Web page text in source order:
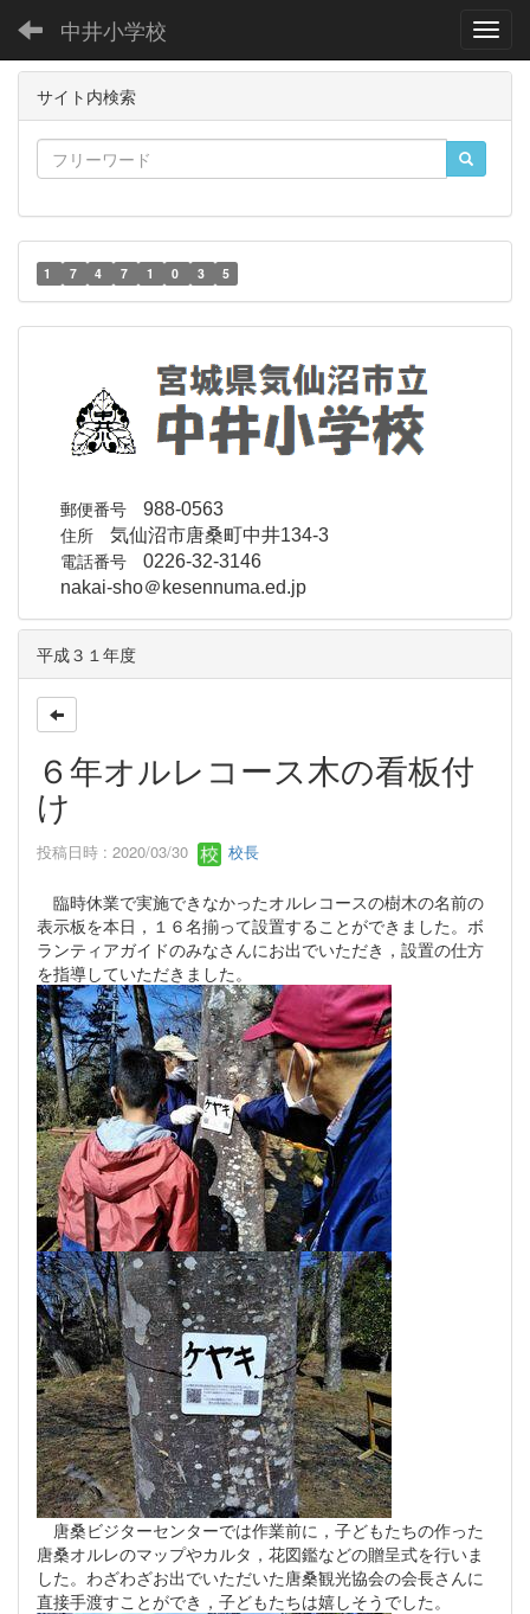
中井小学校
サイト内検索
1 7 4 7 1 0 3 5
郵便番号 988-0563
住所 気仙沼市唐桑町中井134-3
電話番号 0226-32-3146
nakai-sho＠kesennuma.ed.jp
平成３１年度
６年オルレコース木の看板付
け
投稿日時 : 2020/03/30 校長
臨時休業で実施できなかったオルレコースの樹木の名前の
表示板を本日，１６名揃って設置することができました。ボ
ランティアガイドのみなさんにお出でいただき，設置の仕方
を指導していただきました。
唐桑ビジターセンターでは作業前に，子どもたちの作った
唐桑オルレのマップやカルタ，花図鑑などの贈呈式を行いま
した。わざわざお出でいただいた唐桑観光協会の会長さんに
直接手渡すことができ，子どもたちは嬉しそうでした。